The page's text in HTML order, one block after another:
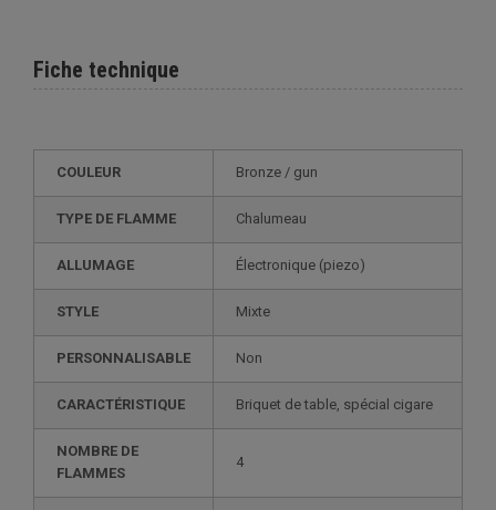
Fiche technique
COULEUR bronze / gun
TYPE DE FLAMME Chalumeau
ALLUMAGE électronique (piezo)
STYLE mixte
PERSONNALISABLE non
CARACTÉRISTIQUE briquet de table, spécial cigare
NOMBRE DE
FLAMMES
4